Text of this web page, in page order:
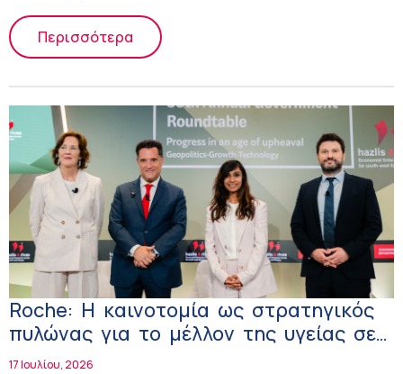
Περισσότερα
Roche: Η καινοτομία ως στρατηγικός
πυλώνας για το μέλλον της υγείας σε
Ευρώπη και Ελλάδα
17 Ιουλίου, 2026